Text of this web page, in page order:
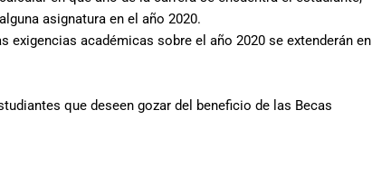
asignatura en el año 2020.
académicas sobre el año 2020 se extenderán en
que deseen gozar del beneficio de las Becas